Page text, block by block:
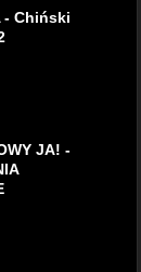
- Chiński
JA! -